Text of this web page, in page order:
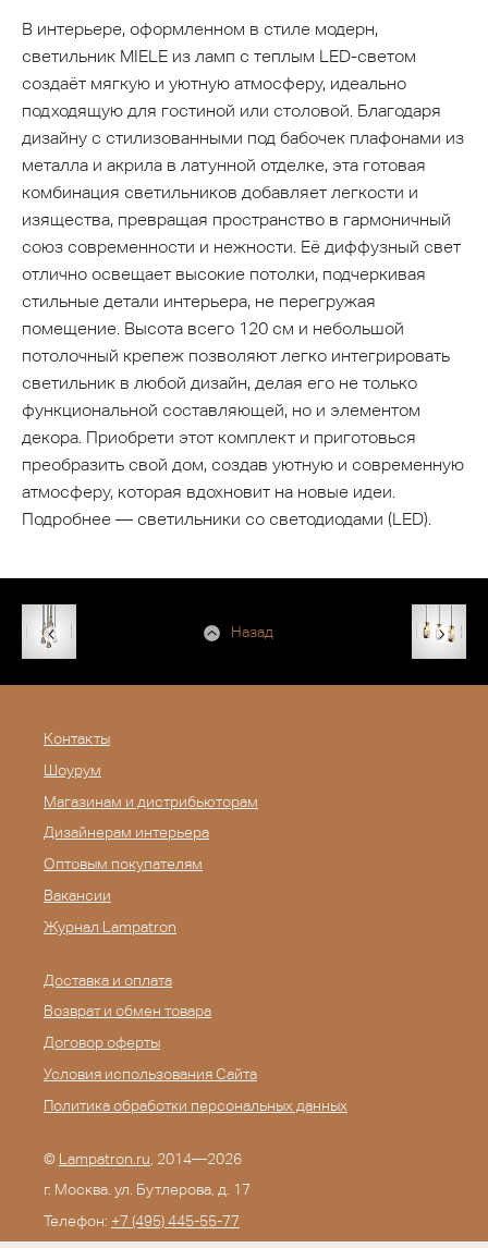
В интерьере, оформленном в стиле модерн,
светильник MIELE из ламп с теплым LED-светом
создаёт мягкую и уютную атмосферу, идеально
подходящую для гостиной или столовой. Благодаря
дизайну с стилизованными под бабочек плафонами из
металла и акрила в латунной отделке, эта готовая
комбинация светильников добавляет легкости и
изящества, превращая пространство в гармоничный
союз современности и нежности. Её диффузный свет
отлично освещает высокие потолки, подчеркивая
стильные детали интерьера, не перегружая
помещение. Высота всего 120 см и небольшой
потолочный крепеж позволяют легко интегрировать
светильник в любой дизайн, делая его не только
функциональной составляющей, но и элементом
декора. Приобрети этот комплект и приготовься
преобразить свой дом, создав уютную и современную
атмосферу, которая вдохновит на новые идеи.
Подробнее — светильники со светодиодами (LED).
Назад
Контакты
Шоурум
Магазинам и дистрибьюторам
Дизайнерам интерьера
Оптовым покупателям
Вакансии
Журнал Lampatron
Доставка и оплата
Возврат и обмен товара
Договор оферты
Условия использования Сайта
Политика обработки персональных данных
© Lampatron.ru , 2014—2026
г. Москва. ул. Бутлерова, д. 17
Телефон: +7 (495) 445-55-77